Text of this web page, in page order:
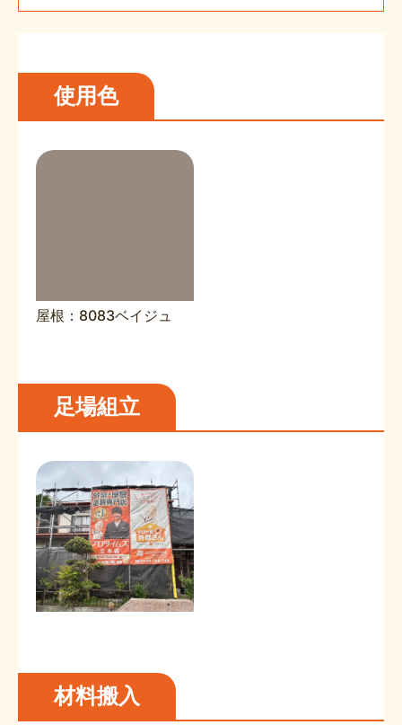
使用色
屋根：8083ベイジュ
足場組立
材料搬入